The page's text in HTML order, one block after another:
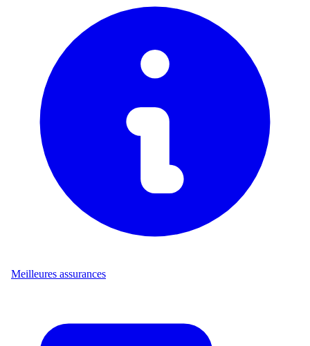
Meilleures assurances